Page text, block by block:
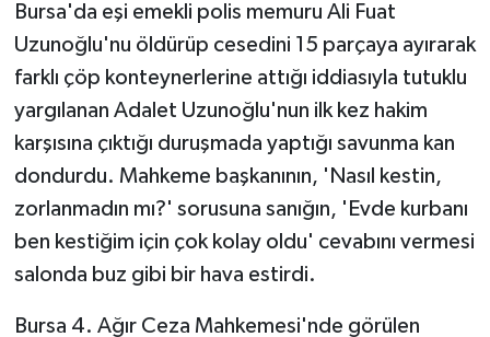
Bursa'da eşi emekli polis memuru Ali Fuat
Uzunoğlu'nu öldürüp cesedini 15 parçaya ayırarak
farklı çöp konteynerlerine attığı iddiasıyla tutuklu
yargılanan Adalet Uzunoğlu'nun ilk kez hakim
karşısına çıktığı duruşmada yaptığı savunma kan
dondurdu. Mahkeme başkanının, 'Nasıl kestin,
zorlanmadın mı?' sorusuna sanığın, 'Evde kurbanı
ben kestiğim için çok kolay oldu' cevabını vermesi
salonda buz gibi bir hava estirdi.
Bursa 4. Ağır Ceza Mahkemesi'nde görülen